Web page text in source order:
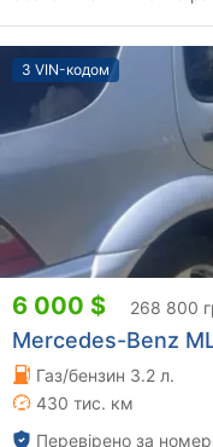
З VIN-кодом
6 000 $ 268 800
Mercedes-Benz
Газ/бензин 3.2 л.
430 тис. км
Перевірено за